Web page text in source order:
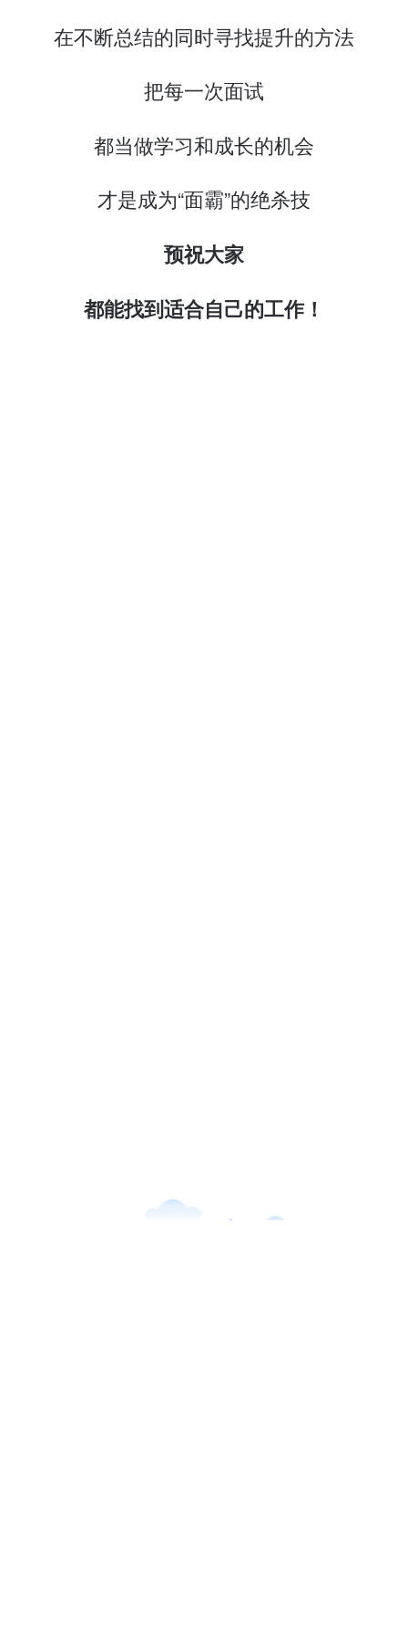
在不断总结的同时寻找提升的方法
把每一次面试
都当做学习和成长的机会
才是成为“面霸”的绝杀技
预祝大家
都能找到适合自己的工作！